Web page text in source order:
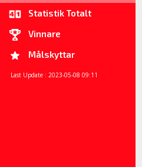
Statistik Totalt
Vinnare
Målskyttar
Last Update : 2023-05-08 09:11